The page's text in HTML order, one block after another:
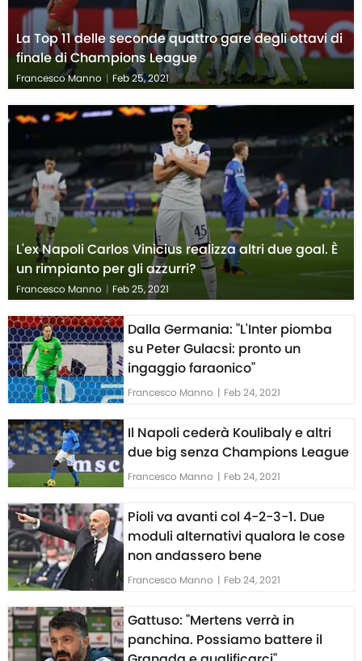
La Top 11 delle seconde quattro gare degli ottavi di
finale di Champions League
Francesco Manno | Feb 25, 2021
L'ex Napoli Carlos Vinicius realizza altri due goal. È
un rimpianto per gli azzurri?
Francesco Manno | Feb 25, 2021
Dalla Germania: "L'Inter piomba
su Peter Gulacsi: pronto un
ingaggio faraonico"
Francesco Manno | Feb 24, 2021
Il Napoli cederà Koulibaly e altri
due big senza Champions League
Francesco Manno | Feb 24, 2021
Pioli va avanti col 4-2-3-1. Due
moduli alternativi qualora le cose
non andassero bene
Francesco Manno | Feb 24, 2021
Gattuso: "Mertens verrà in
panchina. Possiamo battere il